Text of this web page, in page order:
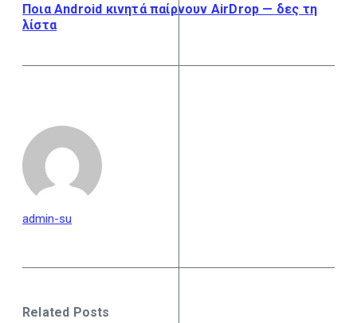
Ποια Android κινητά παίρνουν AirDrop — δες τη
λίστα
admin-su
Related Posts